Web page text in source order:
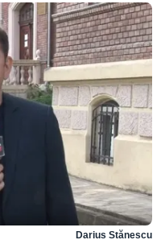
Darius Stănescu